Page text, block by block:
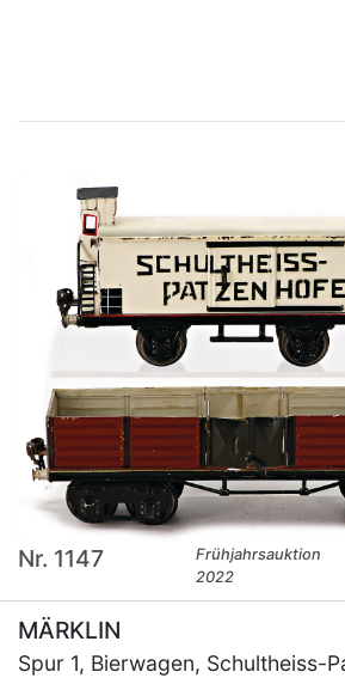
Nr. 1147
Frühjahrsauktion
2022
MÄRKLIN
Spur 1, Bierwagen, Schultheiss-